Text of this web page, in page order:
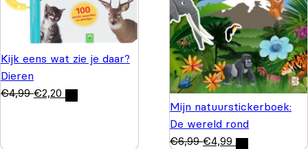
Kijk eens wat zie je daar?
Dieren
€4,99 €2,20
Mijn natuurstickerboek:
De wereld rond
€6,99 €4,99